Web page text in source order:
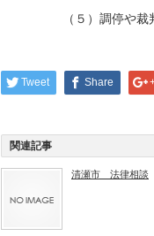
（５）調停や裁判で
Tweet Share
関連記事
清瀬市 法律相談